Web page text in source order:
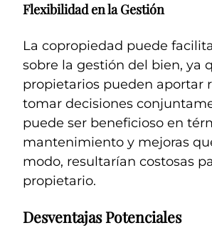
Flexibilidad en la Gestión
La copropiedad puede
sobre la gestión del bien, ya
propietarios pueden aportar
tomar decisiones
puede ser beneficioso en
mantenimiento y mejoras
modo, resultarían costosas
propietario.
Desventajas Potenciales